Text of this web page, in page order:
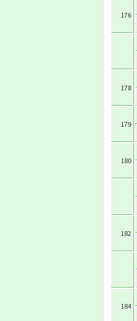
176
178
179
180
182
184